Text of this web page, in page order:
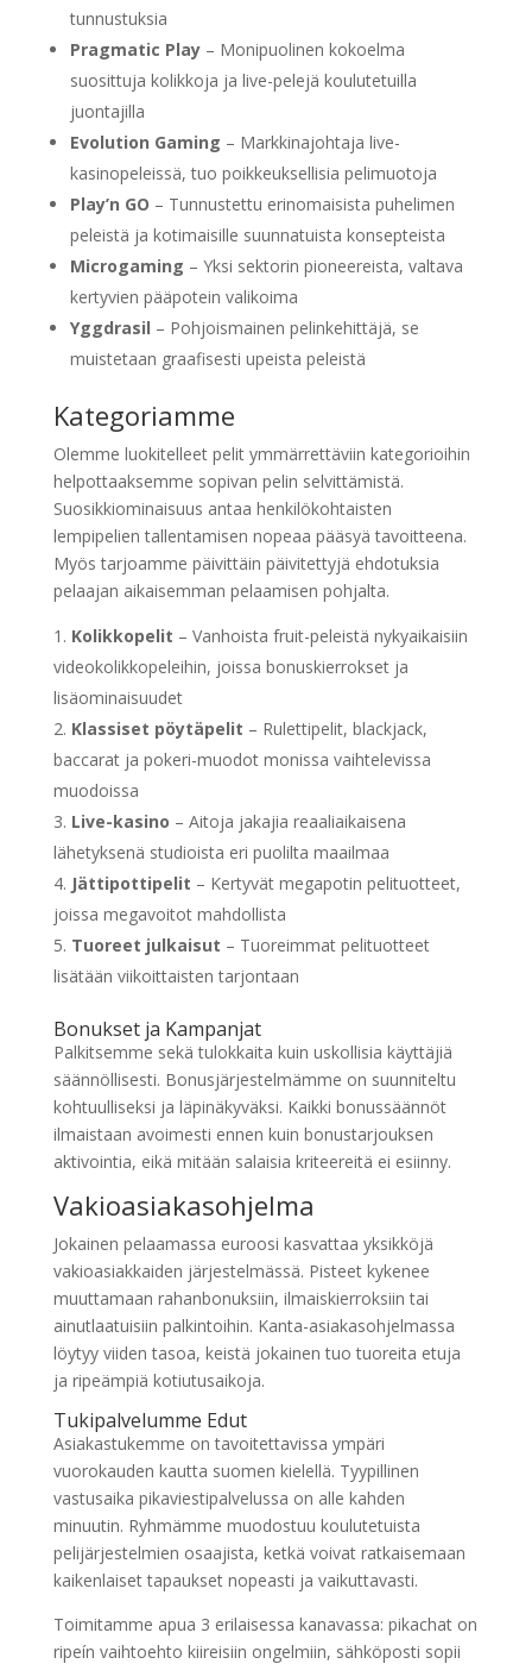
tunnustuksia
Pragmatic Play– Monipuolinen kokoelma
suosittuja kolikkoja ja live-pelejä koulutetuilla
juontajilla
Evolution Gaming – Markkinajohtaja live-
kasinopeleissä, tuo poikkeuksellisia pelimuotoja
Play’n GO – Tunnustettu erinomaisista puhelimen
peleistä ja kotimaisille suunnatuista konsepteista
Microgaming – Yksi sektorin pioneereista, valtava
kertyvien pääpotein valikoima
Yggdrasil – Pohjoismainen pelinkehittäjä, se
muistetaan graafisesti upeista peleistä
Kategoriamme
Olemme luokitelleet pelit ymmärrettäviin kategorioihin
helpottaaksemme sopivan pelin selvittämistä.
Suosikkiominaisuus antaa henkilökohtaisten
lempipelien tallentamisen nopeaa pääsyä tavoitteena.
Myös tarjoamme päivittäin päivitettyjä ehdotuksia
pelaajan aikaisemman pelaamisen pohjalta.
Kolikkopelit – Vanhoista fruit-peleistä nykyaikaisiin
videokolikkopeleihin, joissa bonuskierrokset ja
lisäominaisuudet
Klassiset pöytäpelit – Rulettipelit, blackjack,
baccarat ja pokeri-muodot monissa vaihtelevissa
muodoissa
Live-kasino – Aitoja jakajia reaaliaikaisena
lähetyksenä studioista eri puolilta maailmaa
Jättipottipelit – Kertyvät megapotin pelituotteet,
joissa megavoitot mahdollista
Tuoreet julkaisut – Tuoreimmat pelituotteet
lisätään viikoittaisten tarjontaan
Bonukset ja Kampanjat
Palkitsemme sekä tulokkaita kuin uskollisia käyttäjiä
säännöllisesti. Bonusjärjestelmämme on suunniteltu
kohtuulliseksi ja läpinäkyväksi. Kaikki bonussäännöt
ilmaistaan avoimesti ennen kuin bonustarjouksen
aktivointia, eikä mitään salaisia kriteereitä ei esiinny.
Vakioasiakasohjelma
Jokainen pelaamassa euroosi kasvattaa yksikköjä
vakioasiakkaiden järjestelmässä. Pisteet kykenee
muuttamaan rahanbonuksiin, ilmaiskierroksiin tai
ainutlaatuisiin palkintoihin. Kanta-asiakasohjelmassa
löytyy viiden tasoa, keistä jokainen tuo tuoreita etuja
ja ripeämpiä kotiutusaikoja.
Tukipalvelumme Edut
Asiakastukemme on tavoitettavissa ympäri
vuorokauden kautta suomen kielellä. Tyypillinen
vastusaika pikaviestipalvelussa on alle kahden
minuutin. Ryhmämme muodostuu koulutetuista
pelijärjestelmien osaajista, ketkä voivat ratkaisemaan
kaikenlaiset tapaukset nopeasti ja vaikuttavasti.
Toimitamme apua 3 erilaisessa kanavassa: pikachat on
ripeín vaihtoehto kiireisiin ongelmiin, sähköposti sopii